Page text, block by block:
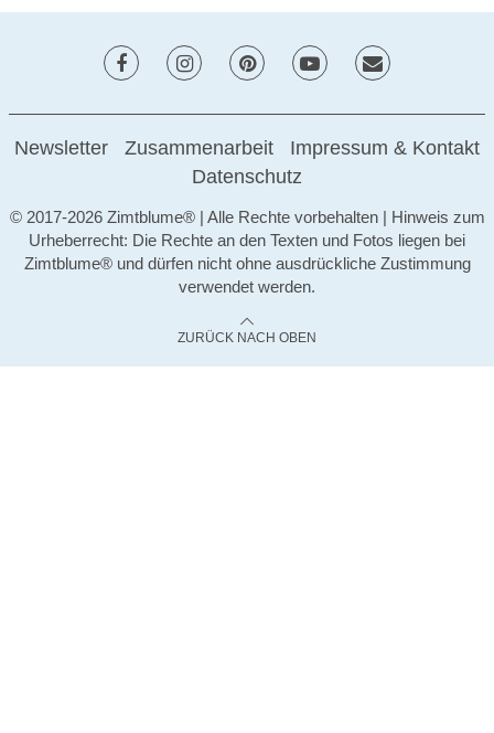
Newsletter Zusammenarbeit
Impressum & Kontakt
Datenschutz
© 2017-2026 Zimtblume® | Alle Rechte vorbehalten | Hinweis zum
Urheberrecht: Die Rechte an den Texten und Fotos liegen bei
Zimtblume® und dürfen nicht ohne ausdrückliche Zustimmung
verwendet werden.
ZURÜCK NACH OBEN